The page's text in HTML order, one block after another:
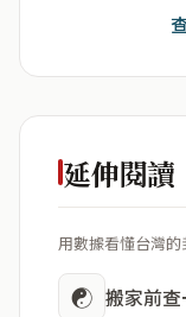
延伸閱讀
用數據看懂台灣
☯ 搬家前